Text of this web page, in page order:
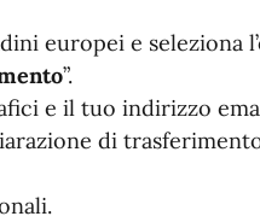
europei e seleziona
”.
e il tuo indirizzo
di trasferimento